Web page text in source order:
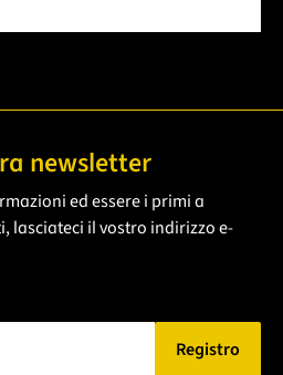
newsletter
ed essere i primi a
lasciateci il vostro indirizzo e-
Registro